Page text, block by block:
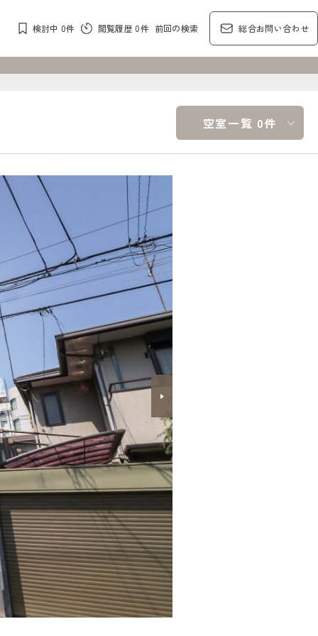
検討中 0件 閲覧履歴 0件 前回の検索 総合お問い合わせ
空室一覧 0件